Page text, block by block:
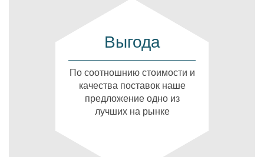
Выгода
По соотношнию стоимости и
качества поставок наше
предложение одно из
лучших на рынке